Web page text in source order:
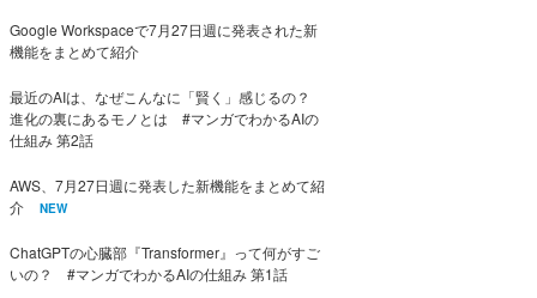
Google Workspaceで7月27日週に発表された新
機能をまとめて紹介
最近のAIは、なぜこんなに「賢く」感じるの？
進化の裏にあるモノとは #マンガでわかるAIの
仕組み 第2話
AWS、7月27日週に発表した新機能をまとめて紹
介
NEW
ChatGPTの心臓部『Transformer』って何がすご
いの？ #マンガでわかるAIの仕組み 第1話